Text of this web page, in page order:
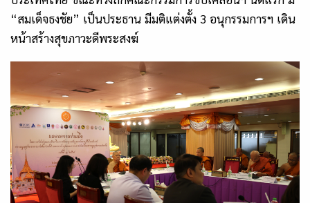
“สมเด็จธงชัย” เป็นประธาน มีมติแต่งตั้ง 3 อนุกรรมการฯ เดิน
หน้าสร้างสุขภาวะดีพระสงฆ์